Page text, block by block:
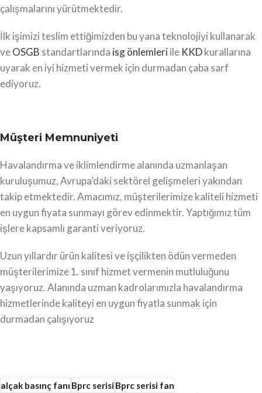
çalışmalarını yürütmektedir.
İlk işimizi teslim ettiğimizden bu yana teknolojiyi kullanarak
veOSGB standartlarında isg önlemleriile KKDkurallarına
uyarak en iyi hizmeti vermek için durmadan çaba sarf
ediyoruz.
Müşteri Memnuniyeti
Havalandırma ve iklimlendirme alanında uzmanlaşan
kuruluşumuz, Avrupa’daki sektörel gelişmeleri yakından
takip etmektedir. Amacımız, müşterilerimize kaliteli hizmeti
en uygun fiyata sunmayı görev edinmektir. Yaptığımız tüm
işlere kapsamlı garanti veriyoruz.
Uzun yıllardır ürün kalitesi ve işçilikten ödün vermeden
müşterilerimize 1. sınıf hizmet vermenin mutluluğunu
yaşıyoruz. Alanında uzman kadrolarımızla havalandırma
hizmetlerinde kaliteyi en uygun fiyatla sunmak için
durmadan çalışıyoruz
alçak basınç fanıBprc serisiBprc serisi fan